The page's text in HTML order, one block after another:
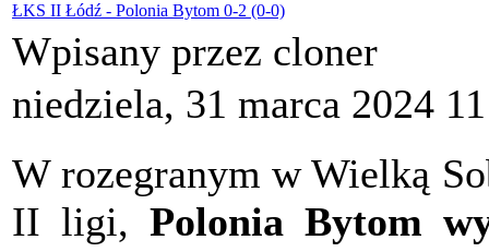
ŁKS II Łódź - Polonia Bytom 0-2 (0-0)
Wpisany przez cloner
niedziela, 31 marca 2024
W rozegranym w Wielką
II ligi,Polonia Bytom